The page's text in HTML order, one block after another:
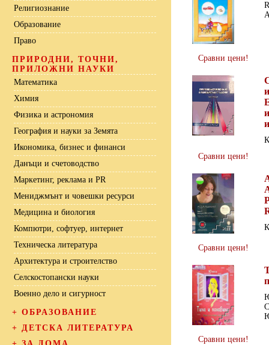
Религиознание
Образование
Право
ПРИРОДНИ, ТОЧНИ,
ПРИЛОЖНИ НАУКИ
Математика
Химия
Физика и астрономия
География и науки за Земята
Икономика, бизнес и финанси
Данъци и счетоводство
Маркетинг, реклама и PR
Мениджмънт и човешки ресурси
Медицина и биология
Компютри, софтуер, интернет
Техническа литература
Архитектура и строителство
Селскостопански науки
Военно дело и сигурност
+ ОБРАЗОВАНИЕ
+ ДЕТСКА ЛИТЕРАТУРА
Сравни цени!
Сравни цени!
Сравни цени!
Сравни цени!